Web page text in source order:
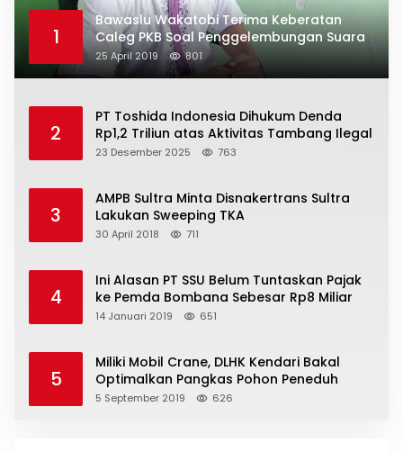
1
Bawaslu Wakatobi Terima Keberatan
Caleg PKB Soal Penggelembungan Suara
25 April 2019 801
2
PT Toshida Indonesia Dihukum Denda
Rp1,2 Triliun atas Aktivitas Tambang Ilegal
23 Desember 2025 763
3
AMPB Sultra Minta Disnakertrans Sultra
Lakukan Sweeping TKA
30 April 2018 711
4
Ini Alasan PT SSU Belum Tuntaskan Pajak
ke Pemda Bombana Sebesar Rp8 Miliar
14 Januari 2019 651
5
Miliki Mobil Crane, DLHK Kendari Bakal
Optimalkan Pangkas Pohon Peneduh
5 September 2019 626